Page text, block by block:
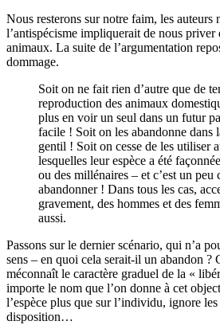
Nous resterons sur notre faim, les auteurs
l’antispécisme impliquerait de nous priver
animaux. La suite de l’argumentation
dommage.
Soit on ne fait rien d’autre que de
reproduction des animaux
plus en voir un seul dans un futur
facile ! Soit on les abandonne dans
gentil ! Soit on cesse de les utiliser
lesquelles leur espèce a été
ou des millénaires – et c’est un peu
abandonner ! Dans tous les cas,
gravement, des hommes et des
aussi.
Passons sur le dernier scénario, qui n’a
sens – en quoi cela serait-il un abandon ?
méconnaît le caractère graduel de la «
importe le nom que l’on donne à cet
l’espèce plus que sur l’individu, ignore
disposition…